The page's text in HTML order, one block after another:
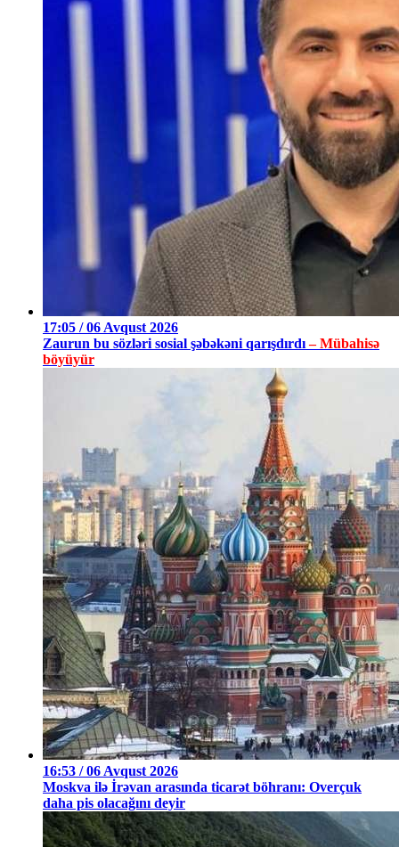
17:05 / 06 Avqust 2026
Zaurun bu sözləri sosial şəbəkəni qarışdırdı– Mübahisə
böyüyür
16:53 / 06 Avqust 2026
Moskva ilə İrəvan arasında ticarət böhranı: Overçuk
daha pis olacağını deyir